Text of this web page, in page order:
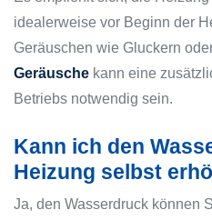
idealerweise vor Beginn der
Geräuschen wie Gluckern
Geräusche kann eine
Betriebs notwendig sein.
Kann ich den
Heizung selbst
Ja, den Wasserdruck können